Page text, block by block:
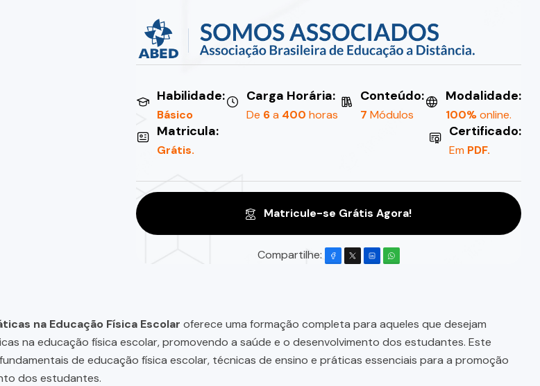
Habilidade:
Básico
Carga Horária:
De 6a 400 horas
Conteúdo:
7 Módulos
Modalidade:
100%online.
Matricula:
Grátis.
Certificado:
Em PDF.
Matricule-se Grátis Agora!
Compartilhe:
na Educação Física Escolar oferece uma formação completa para aqueles que desejam
na educação física escolar, promovendo a saúde e o desenvolvimento dos estudantes. Este
de educação física escolar, técnicas de ensino e práticas essenciais para a promoção
dos estudantes.